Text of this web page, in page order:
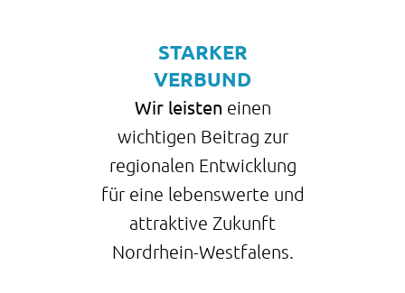
STARKER
VERBUND
Wir leisten einen
wichtigen Beitrag zur
regionalen Entwicklung
für eine lebenswerte und
attraktive Zukunft
Nordrhein-Westfalens.